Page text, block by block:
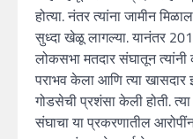
होत्या. नंतर त्यांना जामीन
सुध्दा खेळू लागल्या. यानंतर
लोकसभा मतदार संघातून
पराभव केला आणि त्या खासदार
गोडसेची प्रशंसा केली होती.
संघाचा या प्रकरणातील